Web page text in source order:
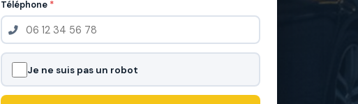
Téléphone *
Je ne suis pas un robot